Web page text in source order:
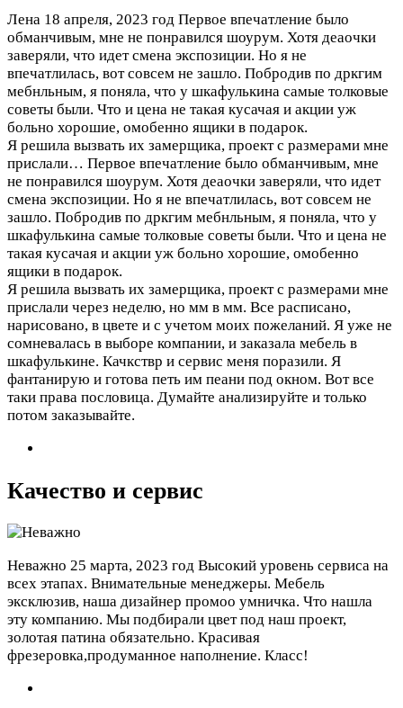
Лена 18 апреля, 2023 год Первое впечатление было
обманчивым, мне не понравился шоурум. Хотя деаочки
заверяли, что идет смена экспозиции. Но я не
впечатлилась, вот совсем не зашло. Побродив по дркгим
мебнльным, я поняла, что у шкафулькина самые толковые
советы были. Что и цена не такая кусачая и акции уж
больно хорошие, омобенно ящики в подарок.
Я решила вызвать их замерщика, проект с размерами мне
прислали… Первое впечатление было обманчивым, мне
не понравился шоурум. Хотя деаочки заверяли, что идет
смена экспозиции. Но я не впечатлилась, вот совсем не
зашло. Побродив по дркгим мебнльным, я поняла, что у
шкафулькина самые толковые советы были. Что и цена не
такая кусачая и акции уж больно хорошие, омобенно
ящики в подарок.
Я решила вызвать их замерщика, проект с размерами мне
прислали через неделю, но мм в мм. Все расписано,
нарисовано, в цвете и с учетом моих пожеланий. Я уже не
сомневалась в выборе компании, и заказала мебель в
шкафулькине. Качкствр и сервис меня поразили. Я
фантанирую и готова петь им пеани под окном. Вот все
таки права пословица. Думайте анализируйте и только
потом заказывайте.
Качество и сервис
Неважно 25 марта, 2023 год Высокий уровень сервиса на
всех этапах. Внимательные менеджеры. Мебель
эксклюзив, наша дизайнер промоо умничка. Что нашла
эту компанию. Мы подбирали цвет под наш проект,
золотая патина обязательно. Красивая
фрезеровка,продуманное наполнение. Класс!